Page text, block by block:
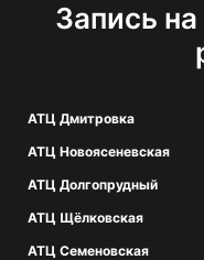
Запись
АТЦ Дмитровка
АТЦ Новоясеневская
АТЦ Долгопрудный
АТЦ Щёлковская
АТЦ Семеновская